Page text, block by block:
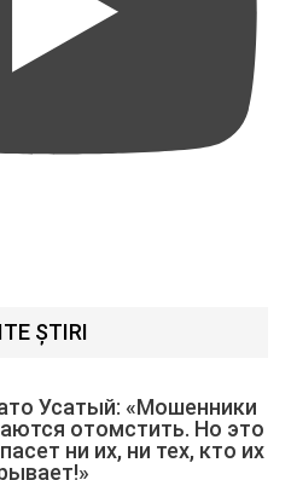
ȘTIRI
Усатый: «Мошенники
отомстить. Но это
ни их, ни тех, кто их